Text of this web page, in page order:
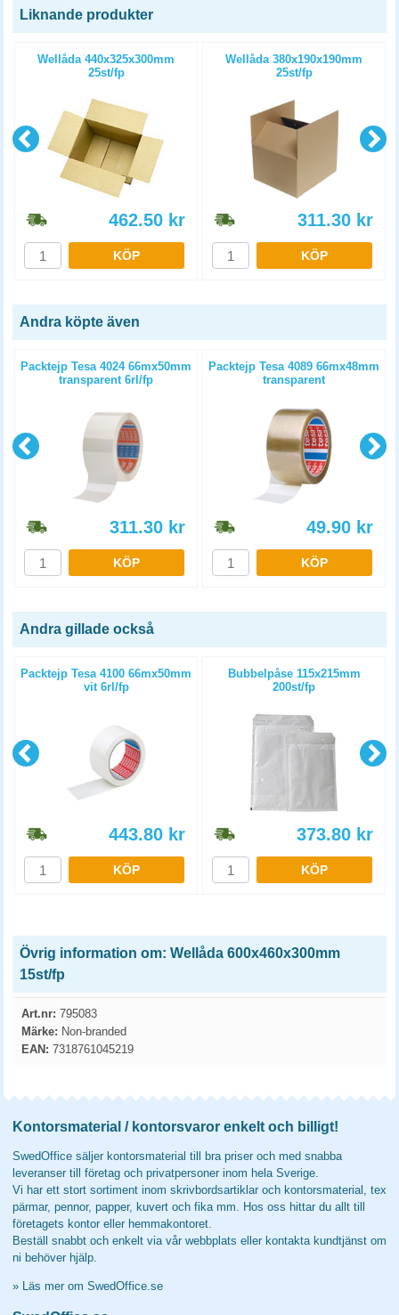
Liknande produkter
Wellåda 440x325x300mm
25st/fp
462.50 kr
KÖP
Wellåda 380x190x190mm
25st/fp
311.30 kr
KÖP
Andra köpte även
Packtejp Tesa 4024 66mx50mm
transparent 6rl/fp
311.30 kr
KÖP
Packtejp Tesa 4089 66mx48mm
transparent
49.90 kr
KÖP
Andra gillade också
Packtejp Tesa 4100 66mx50mm
vit 6rl/fp
443.80 kr
KÖP
Bubbelpåse 115x215mm
200st/fp
373.80 kr
KÖP
Övrig information om: Wellåda 600x460x300mm
15st/fp
Art.nr: 795083
Märke: Non-branded
EAN: 7318761045219
Kontorsmaterial / kontorsvaror enkelt och billigt!
SwedOffice säljer kontorsmaterial till bra priser och med snabba
leveranser till företag och privatpersoner inom hela Sverige.
Vi har ett stort sortiment inom skrivbordsartiklar och kontorsmaterial, tex
pärmar, pennor, papper, kuvert och fika mm. Hos oss hittar du allt till
företagets kontor eller hemmakontoret.
Beställ snabbt och enkelt via vår webbplats eller kontakta kundtjänst om
ni behöver hjälp.
» Läs mer om SwedOffice.se